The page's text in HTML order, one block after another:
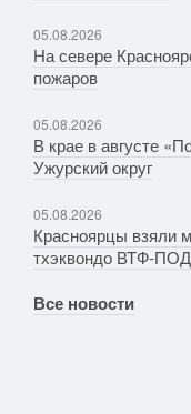
05.08.2026
На севере
пожаров
05.08.2026
В крае в августе
Ужурский округ
05.08.2026
Красноярцы взяли
тхэквондо ВТФ-
Все новости